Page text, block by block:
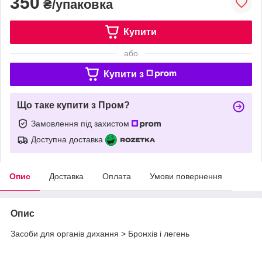
₴/упаковка
Купити
або
Купити з
Що таке купити з Пром?
Замовлення під захистом
Доступна доставка
Опис Доставка Оплата Умови повернення
Опис
Засоби для органів дихання > Бронхів і легень